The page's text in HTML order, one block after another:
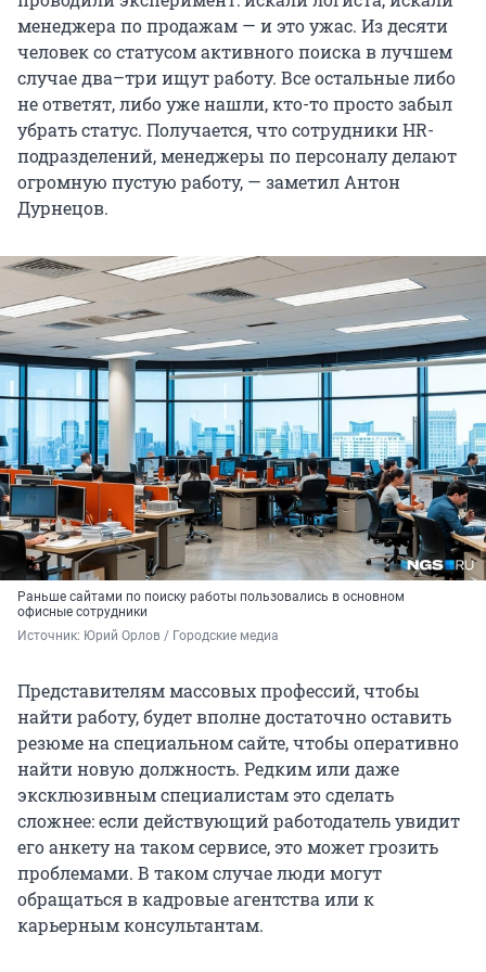
менеджера по продажам — и это ужас. Из десяти
человек со статусом активного поиска в лучшем
случае два–три ищут работу. Все остальные либо
не ответят, либо уже нашли, кто-то просто забыл
убрать статус. Получается, что сотрудники HR-
подразделений, менеджеры по персоналу делают
огромную пустую работу, — заметил Антон
Дурнецов.
Раньше сайтами по поиску работы пользовались в основном
офисные сотрудники
Источник: Юрий Орлов / Городские медиа
Представителям массовых профессий, чтобы
найти работу, будет вполне достаточно оставить
резюме на специальном сайте, чтобы оперативно
найти новую должность. Редким или даже
эксклюзивным специалистам это сделать
сложнее: если действующий работодатель увидит
его анкету на таком сервисе, это может грозить
проблемами. В таком случае люди могут
обращаться в кадровые агентства или к
карьерным консультантам.